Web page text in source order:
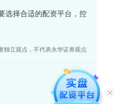
选择合适的配资平台，控
独立观点，不代表永华证券观点